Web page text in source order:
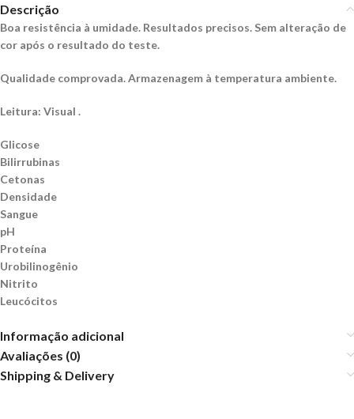
Descrição
Boa resistência à umidade. Resultados precisos. Sem alteração de
cor após o resultado do teste.
Qualidade comprovada.Armazenagem à temperatura ambiente.
Leitura: Visual .
Glicose
Bilirrubinas
Cetonas
Densidade
Sangue
pH
Proteína
Urobilinogênio
Nitrito
Leucócitos
Informação adicional
Avaliações (0)
Shipping & Delivery